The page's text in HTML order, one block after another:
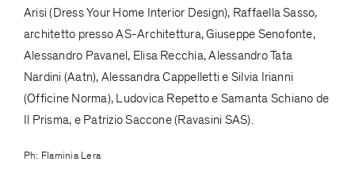
Arisi(Dress Your Home Interior Design), Raffaella Sasso,
architetto pressoAS-Architettura, Giuseppe Senofonte,
Alessandro Pavanel, Elisa Recchia, Alessandro Tata
Nardini (Aatn), Alessandra Cappelletti e Silvia Irianni
(Officine Norma), Ludovica Repetto e Samanta Schiano de
Il Prisma, e Patrizio Saccone (Ravasini SAS).
Ph: Flaminia Lera